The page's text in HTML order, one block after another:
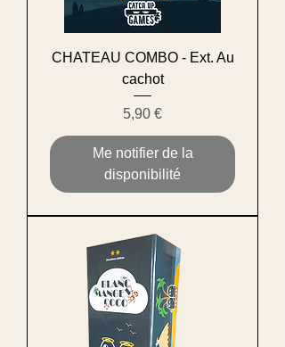
CHATEAU COMBO - Ext. Au
cachot
Prix
5,90 €
Me notifier de la
disponibilité